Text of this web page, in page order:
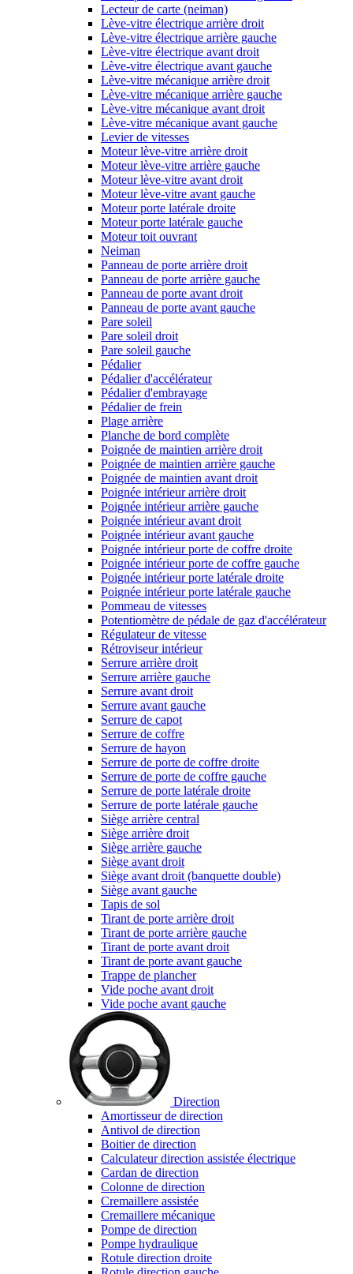
Lecteur de carte (neiman)
Lève-vitre électrique arrière droit
Lève-vitre électrique arrière gauche
Lève-vitre électrique avant droit
Lève-vitre électrique avant gauche
Lève-vitre mécanique arrière droit
Lève-vitre mécanique arrière gauche
Lève-vitre mécanique avant droit
Lève-vitre mécanique avant gauche
Levier de vitesses
Moteur lève-vitre arrière droit
Moteur lève-vitre arrière gauche
Moteur lève-vitre avant droit
Moteur lève-vitre avant gauche
Moteur porte latérale droite
Moteur porte latérale gauche
Moteur toit ouvrant
Neiman
Panneau de porte arrière droit
Panneau de porte arrière gauche
Panneau de porte avant droit
Panneau de porte avant gauche
Pare soleil
Pare soleil droit
Pare soleil gauche
Pédalier
Pédalier d'accélérateur
Pédalier d'embrayage
Pédalier de frein
Plage arrière
Planche de bord complète
Poignée de maintien arrière droit
Poignée de maintien arrière gauche
Poignée de maintien avant droit
Poignée intérieur arrière droit
Poignée intérieur arrière gauche
Poignée intérieur avant droit
Poignée intérieur avant gauche
Poignée intérieur porte de coffre droite
Poignée intérieur porte de coffre gauche
Poignée intérieur porte latérale droite
Poignée intérieur porte latérale gauche
Pommeau de vitesses
Potentiomètre de pédale de gaz d'accélérateur
Régulateur de vitesse
Rétroviseur intérieur
Serrure arrière droit
Serrure arrière gauche
Serrure avant droit
Serrure avant gauche
Serrure de capot
Serrure de coffre
Serrure de hayon
Serrure de porte de coffre droite
Serrure de porte de coffre gauche
Serrure de porte latérale droite
Serrure de porte latérale gauche
Siège arrière central
Siège arrière droit
Siège arrière gauche
Siège avant droit
Siège avant droit (banquette double)
Siège avant gauche
Tapis de sol
Tirant de porte arrière droit
Tirant de porte arrière gauche
Tirant de porte avant droit
Tirant de porte avant gauche
Trappe de plancher
Vide poche avant droit
Vide poche avant gauche
Direction
Amortisseur de direction
Antivol de direction
Boitier de direction
Calculateur direction assistée électrique
Cardan de direction
Colonne de direction
Cremaillere assistée
Cremaillere mécanique
Pompe de direction
Pompe hydraulique
Rotule direction droite